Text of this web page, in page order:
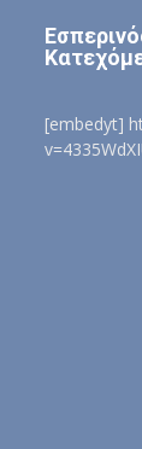
[embedyt]